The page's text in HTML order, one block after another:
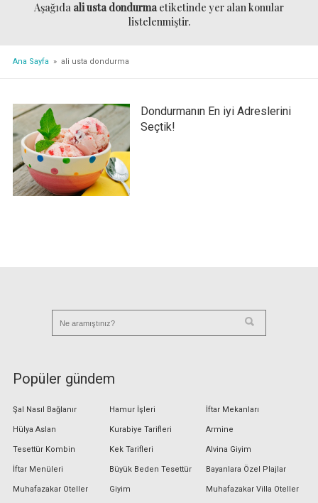
Aşağıda ali usta dondurma etiketinde yer alan konular
listelenmiştir.
Ana Sayfa » ali usta dondurma
Dondurmanın En iyi Adreslerini
Seçtik!
Popüler gündem
Şal Nasıl Bağlanır
Hülya Aslan
Tesettür Kombin
İftar Menüleri
Muhafazakar Oteller
Hamur İşleri
Kurabiye Tarifleri
Kek Tarifleri
Büyük Beden Tesettür
Giyim
İftar Mekanları
Armine
Alvina Giyim
Bayanlara Özel Plajlar
Muhafazakar Villa Oteller